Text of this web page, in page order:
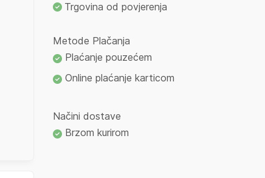
Trgovina od povjerenja
Metode Plačanja
Plaćanje pouzećem
Online plaćanje karticom
Načini dostave
Brzom kurirom